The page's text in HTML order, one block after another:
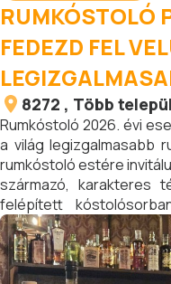
RUMKÓSTOLÓ
FEDEZD FEL
8272 , Több
Rumkóstoló 2026. évi
a világ legizgalmasabb
rumkóstoló estére
származó, karakteres
felépített
Europe rumszakértője
rumokkal kapcsolatos
mindenki számára